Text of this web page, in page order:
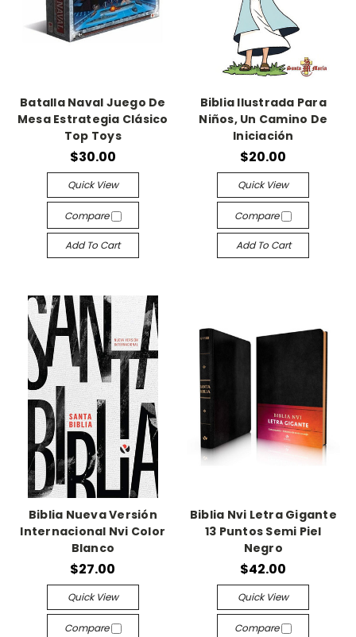
Batalla Naval Juego De
Mesa Estrategia Clásico
Top Toys
$30.00
Quick View
Compare
Add To Cart
Biblia Ilustrada Para
Niños, Un Camino De
Iniciación
$20.00
Quick View
Compare
Add To Cart
Biblia Nueva Versión
Internacional Nvi Color
Blanco
$27.00
Quick View
Compare
Biblia Nvi Letra Gigante
13 Puntos Semi Piel
Negro
$42.00
Quick View
Compare